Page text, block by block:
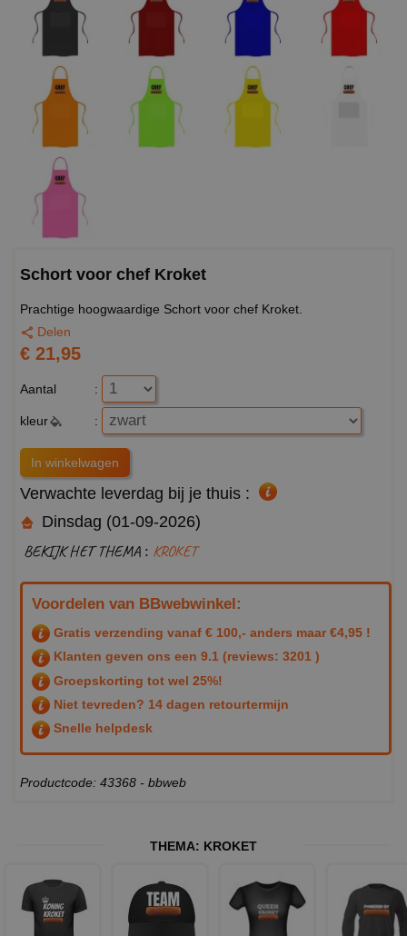
Schort voor chef Kroket
Prachtige hoogwaardige Schort voor chef Kroket.
Delen
€ 21,95
Aantal :
kleur :
Verwachte leverdag bij je thuis :
Dinsdag (01-09-2026)
BEKIJK HET THEMA : KROKET
Voordelen van BBwebwinkel:
Gratis verzending vanaf € 100,- anders maar €4,95 !
Klanten geven ons een 9.1 (reviews: 3201 )
Groepskorting tot wel 25%!
Niet tevreden? 14 dagen retourtermijn
Snelle helpdesk
Productcode: 43368 - bbweb
THEMA: KROKET